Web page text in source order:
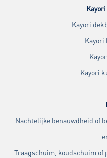
Kayori
Kayori
Kayori
Nachtelijke benauwdheid of
Traagschuim, koudschuim